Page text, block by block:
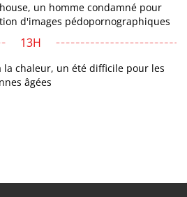
un homme condamné pour
d'images pédopornographiques
13H
la chaleur, un été difficile pour les
âgées